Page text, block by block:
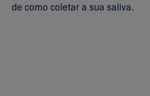
de como coletar a sua saliva.